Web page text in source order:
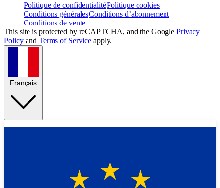
Politique de confidentialitéPolitique cookies
Conditions généralesConditions d’abonnement
Conditions de vente
This site is protected by reCAPTCHA, and the Google Privacy
Policy and Terms of Service apply.
Français